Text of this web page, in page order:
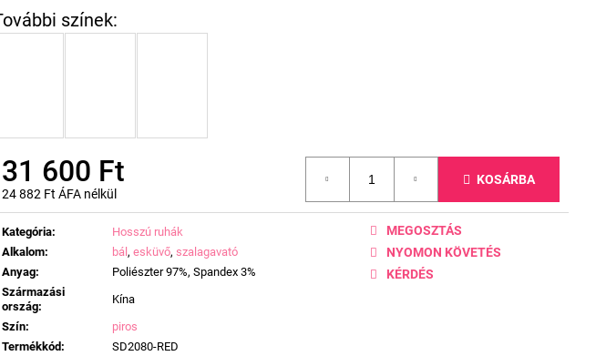
31 600 Ft
24 882 Ft ÁFA nélkül
Egységár:
KOSÁRBA
Kategória:
Hosszú ruhák
Alkalom: bál, esküvő, szalagavató
Anyag:
Poliészter 97%, Spandex 3%
Származási
ország:
Kína
Szín:
piros
Termékkód: SD2080-RED
KÉRDÉS
NYOMON KÖVETÉS
MEGOSZTÁS